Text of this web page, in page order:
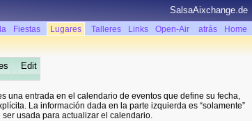
SalsaAixchange.de
Fiestas Lugares Talleres Links Open-Air atrás Home
Edit
una entrada en el calendario de eventos que define su fecha,
La información dada en la parte izquierda es “solamente”
usada para actualizar el calendario.